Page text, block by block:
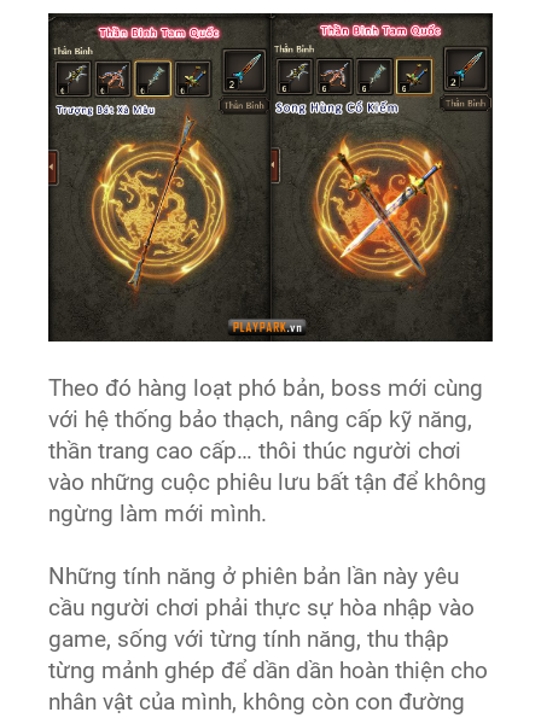
Theo đó hàng loạt phó bản, boss mới cùng
với hệ thống bảo thạch, nâng cấp kỹ năng,
thần trang cao cấp… thôi thúc người chơi
vào những cuộc phiêu lưu bất tận để không
ngừng làm mới mình.
Những tính năng ở phiên bản lần này yêu
cầu người chơi phải thực sự hòa nhập vào
game, sống với từng tính năng, thu thập
từng mảnh ghép để dần dần hoàn thiện cho
nhân vật của mình, không còn con đường